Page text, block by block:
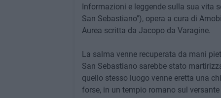
Informazioni e leggende sulla sua vita
San Sebastiano"), opera a cura di
Aurea scritta da Jacopo da Varagine.
La salma venne recuperata da mani
San Sebastiano sarebbe stato
quello stesso luogo venne eretta una
forse, in un tempio romano sul